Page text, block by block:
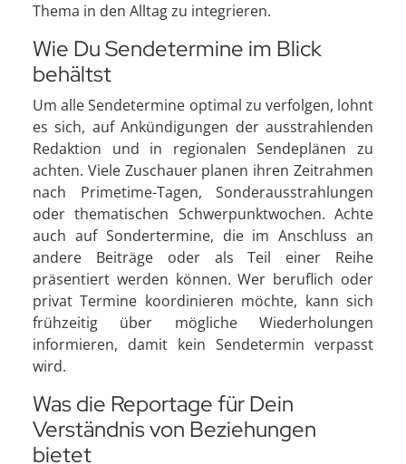
Thema in den Alltag zu integrieren.
Wie Du Sendetermine im Blick
behältst
Um alle Sendetermine optimal zu verfolgen, lohnt
es sich, auf Ankündigungen der ausstrahlenden
Redaktion und in regionalen Sendeplänen zu
achten. Viele Zuschauer planen ihren Zeitrahmen
nach Primetime-Tagen, Sonderausstrahlungen
oder thematischen Schwerpunktwochen. Achte
auch auf Sondertermine, die im Anschluss an
andere Beiträge oder als Teil einer Reihe
präsentiert werden können. Wer beruflich oder
privat Termine koordinieren möchte, kann sich
frühzeitig über mögliche Wiederholungen
informieren, damit kein Sendetermin verpasst
wird.
Was die Reportage für Dein
Verständnis von Beziehungen
bietet